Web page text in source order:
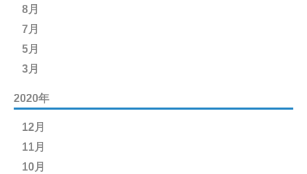
8月
7月
5月
3月
2020年
12月
11月
10月